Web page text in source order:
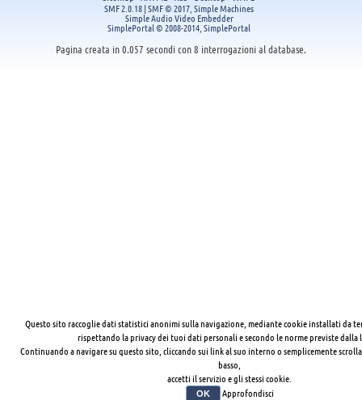
SMF 2.0.18|SMF © 2017 Simple Machines
Simple Audio Video Embedder
SimplePortal © 2008-2014, SimplePortal
Pagina creata in 0.057 secondi con 8 interrogazioni al database.
Questo sito raccoglie dati statistici anonimi sulla navigazione, mediante cookie installati da
rispettando la privacy dei tuoi dati personali e secondo le norme previste dalla
Continuando a navigare su questo sito, cliccando sui link al suo interno o semplicemente
basso,
accetti il servizio e gli stessi cookie.
OK Approfondisci